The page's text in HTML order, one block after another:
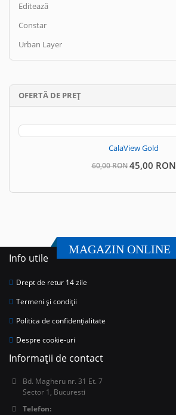
Editează
Constar
Urban Layer
OFERTĂ DE PREȚ
CalaView Gold
60,00 RON 45,00 RON
MAGAZIN ONLINE
Info utile
Drept de retur 14 zile
Termeni și condiții
Politica de confidențialitate
Despre cookie-uri
Informații de contact
Bd. Magheru nr. 31 Et. 7
Sector 1, Bucuresti
Telefon: